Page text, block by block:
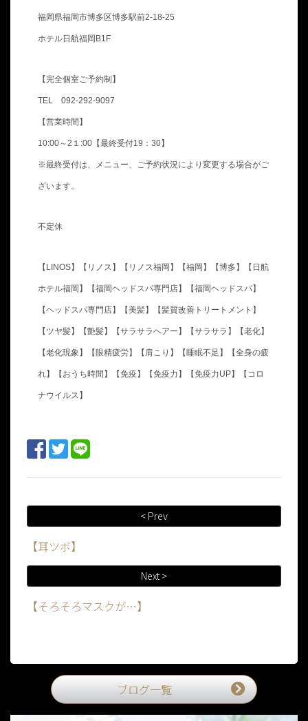
福岡県福岡市博多区博多駅前2-18-25
ホテル日航福岡B1F
【完全個室ご予約制】
TEL 092-292-9097
【営業時間】
10:00～2１:00【最終受付19：30】
※最終受付は、メニュー、ご予約状況により変更する場合がご
ざいます。
不定休
【LINOS】【リノス】【リノス福岡】【福岡】【博多】【日航
ホテル福岡】【福岡ヘッドスパ専門店】【福岡ヘッドスパ】
【ヘッドスパ専門店】【美髪】【髪質改善トリートメント】
【ツヤ髪】【艶髪】【サラサラヘアー】【サラサラ】【老化】
【老化現象】【眼精疲労】【肩こり】【睡眠不足】【全身の疲
れ】【おうち時間】【免疫】【免疫力】【免疫力UP】【コロ
ナウイルス】
< Prev
【耳ツボ】
Next >
【そろそろマスクが…】
ブログ一覧